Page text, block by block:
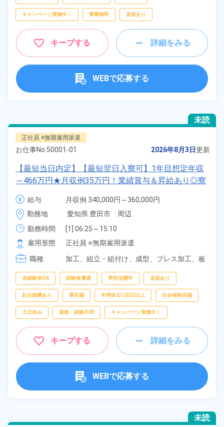
キャンペーン実施中！ 寮費無料 送迎あり
キープする 詳細をみる
WEBで応募する
未読
正社員 ※無期雇用派遣
お仕事No. 50001-01 2026年8月3日更新
【最短当日内定】【最短翌日入寮可】1年目想定年収
～466万円★月収例35万円！業績賞与＆昇給あり◎寮
完備！寮費6割補助★寮から職場まで送迎つき◎土日
休み＆年間休日122日！自動車のプレス加工や組立作
業！《愛知県豊田市》
給与
月収例 340,000円～360,000円
給与 251,000円～251,000円
勤務地
愛知県 豊田市　周辺
勤務時間
[1] 06:25～15:10
[2] 17:05～01:50
[3] 08:30～17:30
雇用形態
正社員 ※無期雇用派遣
職種
加工、 組立・組付け、 成型、 プレス加工、 板
ーター、
未経験者OK 経験者優遇 男性活躍中 送迎あり
赴任旅費あり 寮完備 年間休日120日以上 社会保険完備
土日休み 資格・経験不問 キャンペーン実施中！
キープする 詳細をみる
WEBで応募する
未読